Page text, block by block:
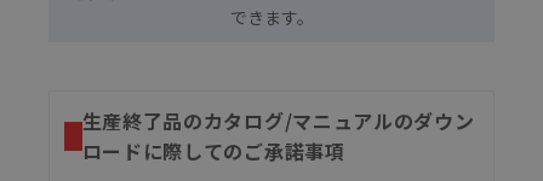
できます。
生産終了品のカタログ/マニュアルのダウン
ロードに際してのご承諾事項